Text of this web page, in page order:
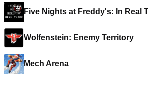
Five Nights at Freddy's: In Real
Wolfenstein: Enemy Territory
Mech Arena